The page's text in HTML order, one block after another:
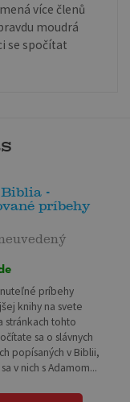
více členů
moudrá
se spočítat
-
príbehy
príbehy
knihy na svete
stránkach tohto
sa o slávnych
popísaných v Biblii,
v nich s Adamom...